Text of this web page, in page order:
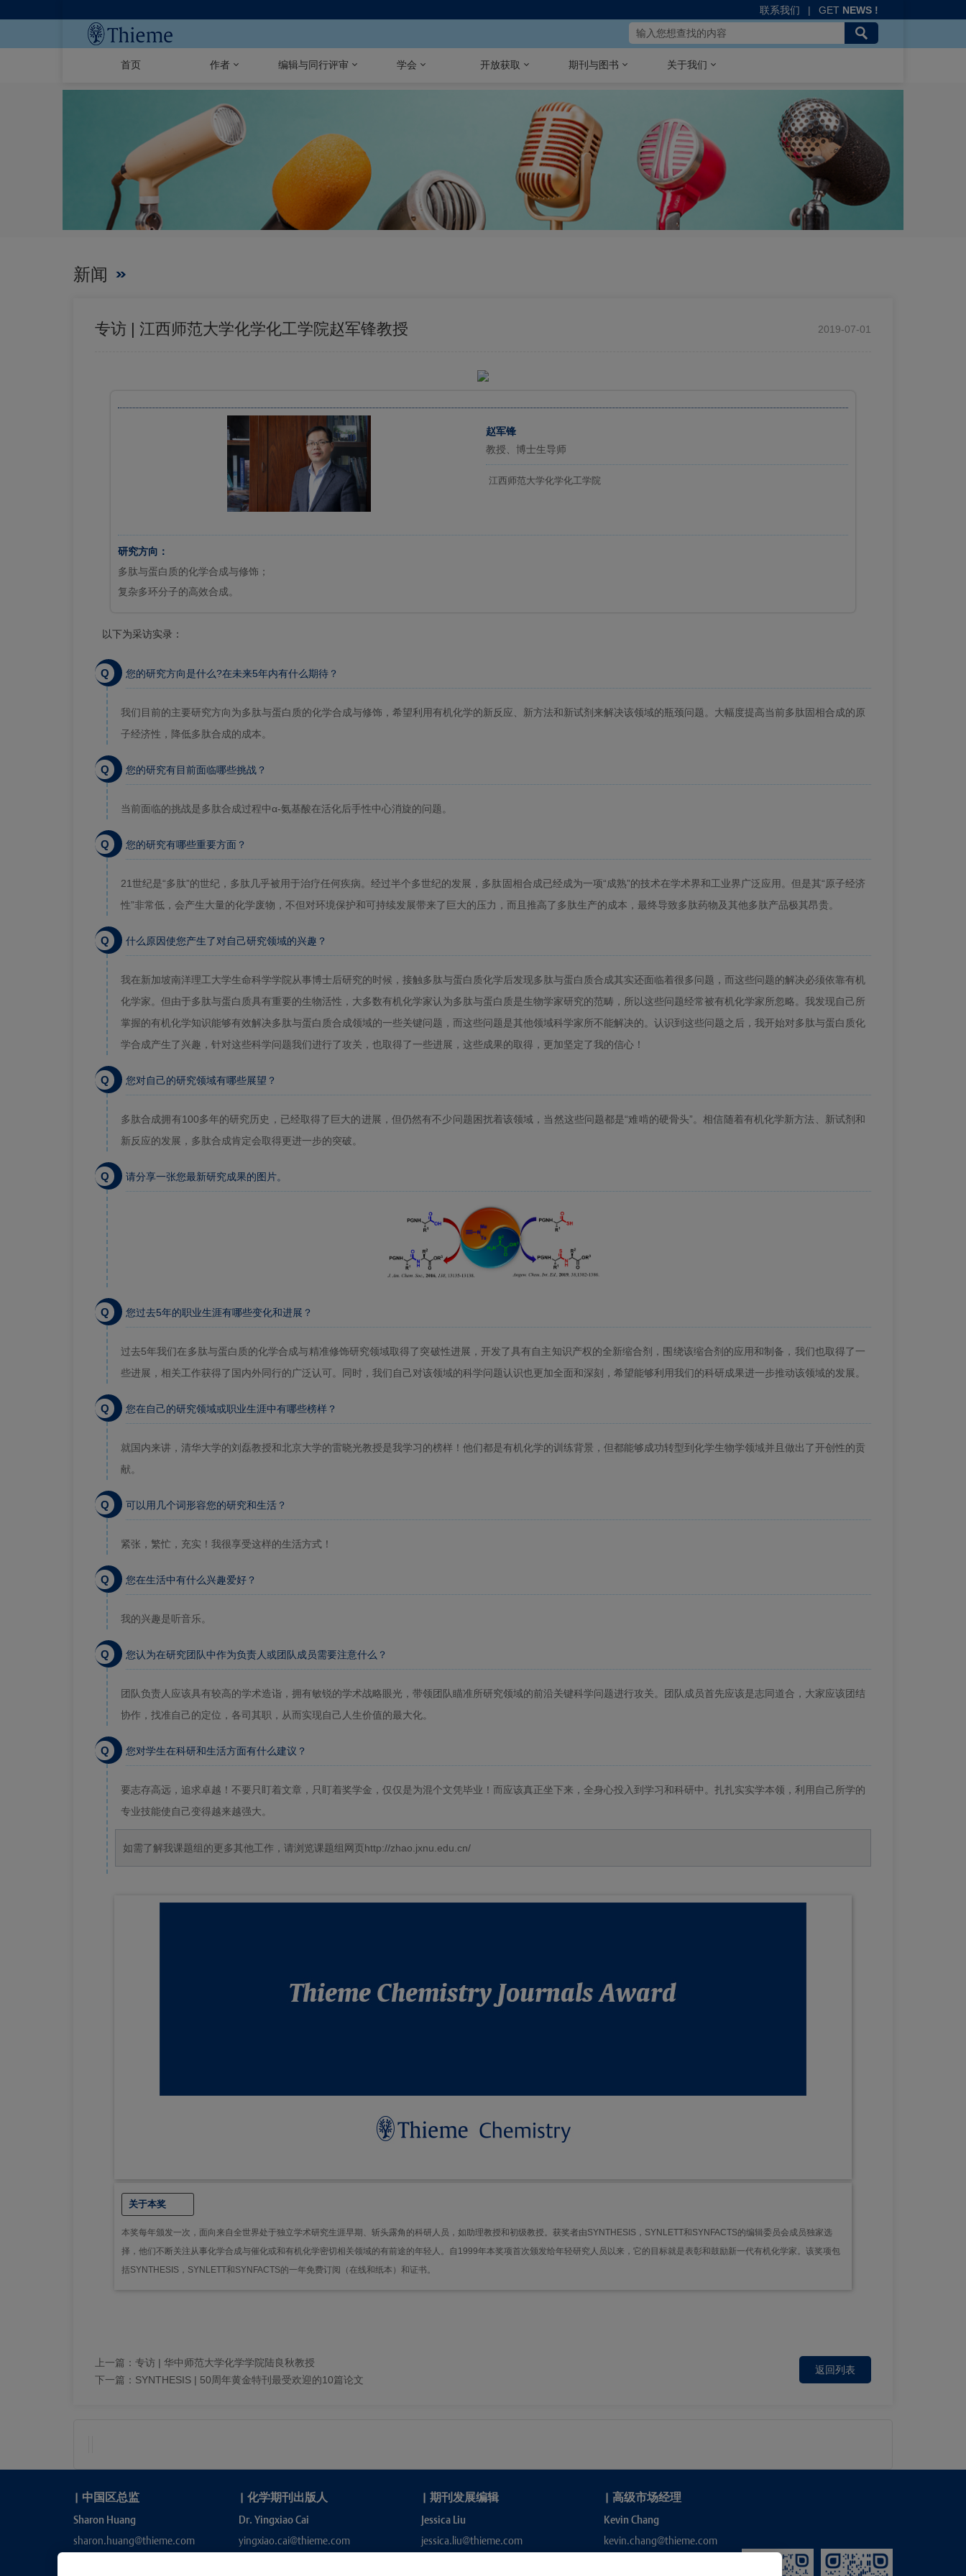
联系我们 | GET NEWS !
首页 作者 编辑与同行评审 学会 开放获取 期刊与图书 关于我们
新闻
专访 | 江西师范大学化学化工学院赵军锋教授 2019-07-01
赵军锋
教授、博士生导师
江西师范大学化学化工学院
研究方向：
多肽与蛋白质的化学合成与修饰；
复杂多环分子的高效合成。
以下为采访实录：
Q 您的研究方向是什么?在未来5年内有什么期待？
我们目前的主要研究方向为多肽与蛋白质的化学合成与修饰，希望利用有机化学的新反应、新方法和新试剂来解决该领域的瓶颈问题。大幅度提高当前多肽固相合成的原
子经济性，降低多肽合成的成本。
Q 您的研究有目前面临哪些挑战？
当前面临的挑战是多肽合成过程中α-氨基酸在活化后手性中心消旋的问题。
Q 您的研究有哪些重要方面？
21世纪是“多肽”的世纪，多肽几乎被用于治疗任何疾病。经过半个多世纪的发展，多肽固相合成已经成为一项“成熟”的技术在学术界和工业界广泛应用。但是其“原子经济
性”非常低，会产生大量的化学废物，不但对环境保护和可持续发展带来了巨大的压力，而且推高了多肽生产的成本，最终导致多肽药物及其他多肽产品极其昂贵。
Q 什么原因使您产生了对自己研究领域的兴趣？
我在新加坡南洋理工大学生命科学学院从事博士后研究的时候，接触多肽与蛋白质化学后发现多肽与蛋白质合成其实还面临着很多问题，而这些问题的解决必须依靠有机
化学家。但由于多肽与蛋白质具有重要的生物活性，大多数有机化学家认为多肽与蛋白质是生物学家研究的范畴，所以这些问题经常被有机化学家所忽略。我发现自己所
掌握的有机化学知识能够有效解决多肽与蛋白质合成领域的一些关键问题，而这些问题是其他领域科学家所不能解决的。认识到这些问题之后，我开始对多肽与蛋白质化
学合成产生了兴趣，针对这些科学问题我们进行了攻关，也取得了一些进展，这些成果的取得，更加坚定了我的信心！
Q 您对自己的研究领域有哪些展望？
多肽合成拥有100多年的研究历史，已经取得了巨大的进展，但仍然有不少问题困扰着该领域，当然这些问题都是“难啃的硬骨头”。相信随着有机化学新方法、新试剂和
新反应的发展，多肽合成肯定会取得更进一步的突破。
Q 请分享一张您最新研究成果的图片。
Q 您过去5年的职业生涯有哪些变化和进展？
过去5年我们在多肽与蛋白质的化学合成与精准修饰研究领域取得了突破性进展，开发了具有自主知识产权的全新缩合剂，围绕该缩合剂的应用和制备，我们也取得了一
些进展，相关工作获得了国内外同行的广泛认可。同时，我们自己对该领域的科学问题认识也更加全面和深刻，希望能够利用我们的科研成果进一步推动该领域的发展。
Q 您在自己的研究领域或职业生涯中有哪些榜样？
就国内来讲，清华大学的刘磊教授和北京大学的雷晓光教授是我学习的榜样！他们都是有机化学的训练背景，但都能够成功转型到化学生物学领域并且做出了开创性的贡
献。
Q 可以用几个词形容您的研究和生活？
紧张，繁忙，充实！我很享受这样的生活方式！
Q 您在生活中有什么兴趣爱好？
我的兴趣是听音乐。
Q 您认为在研究团队中作为负责人或团队成员需要注意什么？
团队负责人应该具有较高的学术造诣，拥有敏锐的学术战略眼光，带领团队瞄准所研究领域的前沿关键科学问题进行攻关。团队成员首先应该是志同道合，大家应该团结
协作，找准自己的定位，各司其职，从而实现自己人生价值的最大化。
Q 您对学生在科研和生活方面有什么建议？
要志存高远，追求卓越！不要只盯着文章，只盯着奖学金，仅仅是为混个文凭毕业！而应该真正坐下来，全身心投入到学习和科研中。扎扎实实学本领，利用自己所学的
专业技能使自己变得越来越强大。
如需了解我课题组的更多其他工作，请浏览课题组网页http://zhao.jxnu.edu.cn/
关于本奖
本奖每年颁发一次，面向来自全世界处于独立学术研究生涯早期、斩头露角的科研人员，如助理教授和初级教授。获奖者由SYNTHESIS，SYNLETT和SYNFACTS的编辑委员会成员独家选
择，他们不断关注从事化学合成与催化或和有机化学密切相关领域的有前途的年轻人。自1999年本奖项首次颁发给年轻研究人员以来，它的目标就是表彰和鼓励新一代有机化学家。该奖项包
括SYNTHESIS，SYNLETT和SYNFACTS的一年免费订阅（在线和纸本）和证书。
上一篇： 专访 | 华中师范大学化学学院陆良秋教授
下一篇： SYNTHESIS | 50周年黄金特刊最受欢迎的10篇论文
返回列表
| 中国区总监
Sharon Huang
sharon.huang@thieme.com
| 化学期刊出版人
Dr. Yingxiao Cai
yingxiao.cai@thieme.com
| 期刊发展编辑
Jessica Liu
jessica.liu@thieme.com
| 高级市场经理
Kevin Chang
kevin.chang@thieme.com